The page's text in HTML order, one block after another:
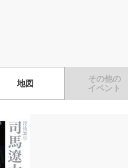
地図
その他の
イベント